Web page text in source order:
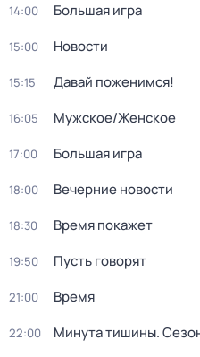
14:00 Большая игра
15:00 Новости
15:15 Давай поженимся!
16:05 Мужское/Женское
17:00 Большая игра
18:00 Вечерние новости
18:30 Время покажет
19:50 Пусть говорят
21:00 Время
22:00 Минута тишины.